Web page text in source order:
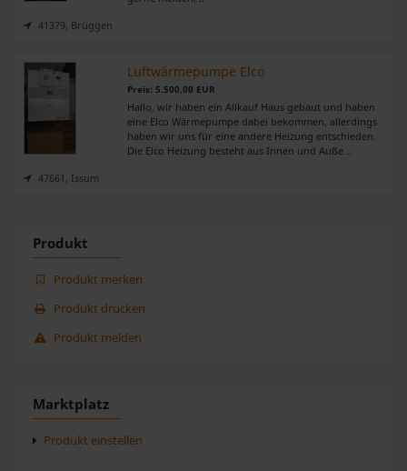
Verwendung unserer Website an unsere Partner für
Partner führen diese Informationen möglicherweise mit
weiteren Daten zusammen, die Sie ihnen bereitgestellt
haben oder die sie im Rahmen Ihrer Nutzung der Dienste
gesammelt haben.
41379, Brüggen
Luftwärmepumpe Elco
Preis: 5.500,00 EUR
Hallo, wir haben ein Allkauf Haus gebaut und haben
eine Elco Wärmepumpe dabei bekommen, allerdings
haben wir uns für eine andere Heizung entschieden.
Die Elco Heizung besteht aus Innen und Auße ..
47661, Issum
Produkt
Produkt merken
Produkt drucken
Produkt melden
Marktplatz
Produkt einstellen